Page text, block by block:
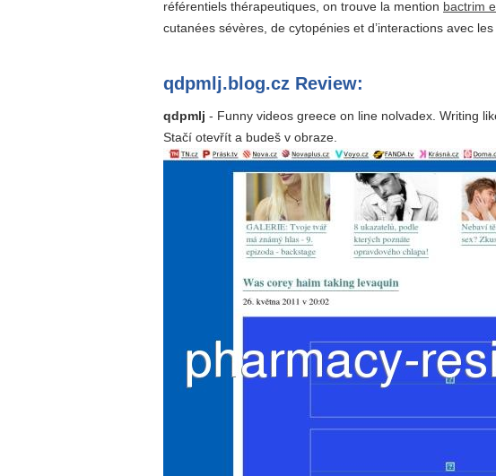
référentiels thérapeutiques, on trouve la mention bactrim
cutanées sévères, de cytopénies et d’interactions avec
qdpmlj.blog.cz Review:
qdpmlj - Funny videos greece on line nolvadex. Writing
Stačí otevřít a budeš v obraze.